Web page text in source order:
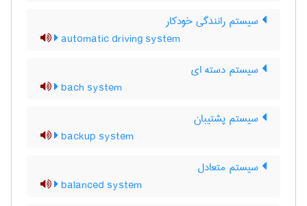
سیستم رانندگی خودکار
automatic driving system
سیستم دسته ای
bach system
سیستم پشتیبان
backup system
سیستم متعادل
balanced system